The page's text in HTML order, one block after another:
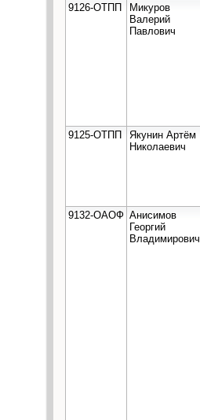
9126-ОТПП
Микуров
Валерий
Павлович
9125-ОТПП
Якунин Артём
Николаевич
9132-ОАОФ Анисимов
Георгий
Владимирович